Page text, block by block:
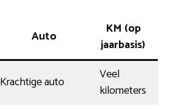
Auto
KM (op
jaarbasis)
Krachtige auto
Veel
kilometers